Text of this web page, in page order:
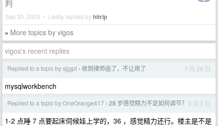
判
Sep 30, 2025 • Lastly replied byhitrip
» More topics by vigos
vigos's recent replies
Replied to a topic by sjjgpt › 收到律师函了，不让用了 7 月 28 日
mysqlworkbench
Replied to a topic by OneOrange417 › 28 岁感觉精力不足如何调节？ 3 月 3 日
1-2 点睡 7 点要起床伺候娃上学的，36 ，感觉精力还行。楼主是不是